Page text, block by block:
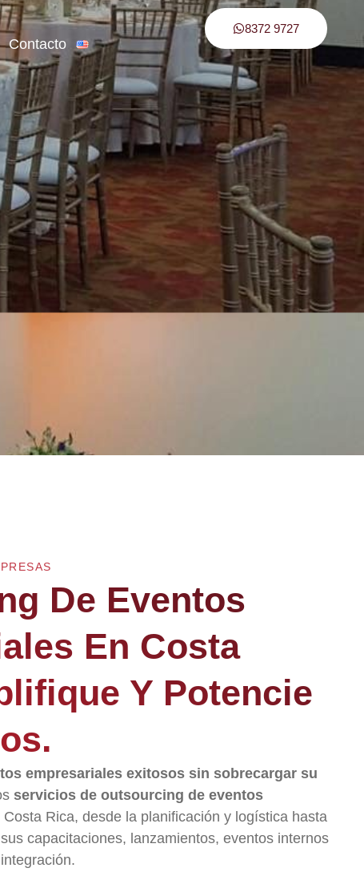
Contacto
8372 9727
De Eventos
En Costa
Y Potencie
empresariales exitosos sin sobrecargar su
servicios de outsourcing de eventos
Costa Rica, desde la planificación y logística hasta
capacitaciones, lanzamientos, eventos internos